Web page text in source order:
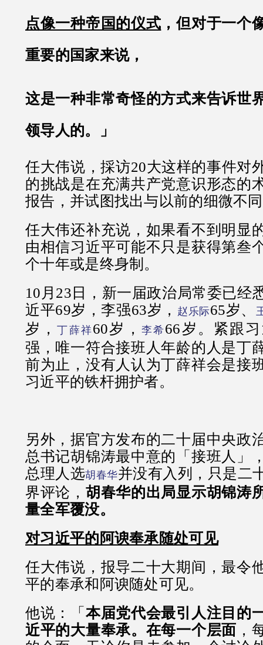
点像一种帝国的仪式 ，但对于一个
重要的国家来说，
这是一种非常奇怪的方式来告诉世
领导人的。」
任大伟说，採访20大这样的事件对
的挑战是在充满共产党意识形态的
报告，并试图找出与以前的细微不
任大伟还补充说，如果看不到明显
由相信习近平可能不只是获得第叁
个十年或是终身制。
10月23日，新一届政治局常委已经
近平69岁，李强63岁，
赵乐际65岁、
岁，丁薛祥60岁， 李希66岁。紧跟
强，唯一符合接班人年龄的人是丁
前为止，没有人认为丁薛祥会是接
习近平的铁杆拥护者。
另外，据官方发布的二十届中央政
总书记胡锦涛最中意的「接班人」
总理人选胡春华并没有入列，只是二
界评论， 胡春华的出局显示胡锦涛
量全军覆没。
对习近平的阿谀奉承随处可见
任大伟说，报导二十大期间，最令
平的奉承和阿谀随处可见。
他说：「 本届党代会最引人注目的
近平的大量奉承。在每一个层面 ，